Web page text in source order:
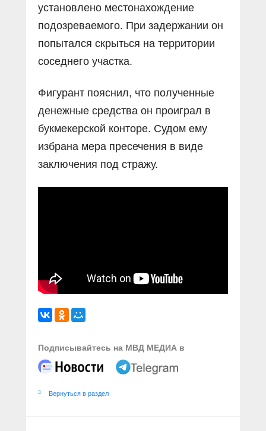
установлено местонахождение
подозреваемого. При задержании он
попытался скрыться на территории
соседнего участка.
Фигурант пояснил, что полученные
денежные средства он проиграл в
букмекерской конторе. Судом ему
избрана мера пресечения в виде
заключения под стражу.
Подписывайтесь на МВД МЕДИА в
Вернуться в раздел